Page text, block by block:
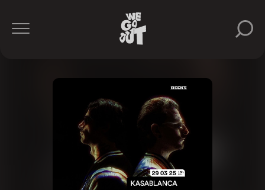
Kasablanca
https://www.instagram.com/ame.club/